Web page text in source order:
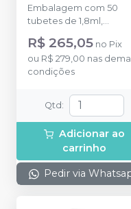
Embalagem com 50
tubetes de 1,8ml,
blisters lacrados com 10
tubetes cada.
de Articaína com
R$ 265,05 no Pix
ou R$ 279,00 nas
condições
Qtd :
Adicionar ao
carrinho
Pedir via